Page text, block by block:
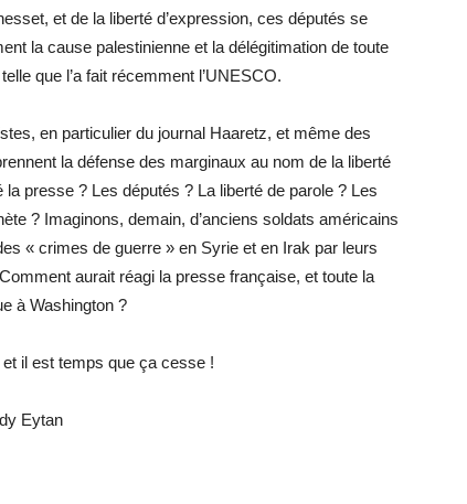
et de la liberté d’expression, ces députés se
la cause palestinienne et la délégitimation de toute
que l’a fait récemment l’UNESCO.
en particulier du journal Haaretz, et même des
la défense des marginaux au nom de la liberté
presse ? Les députés ? La liberté de parole ? Les
? Imaginons, demain, d’anciens soldats américains
« crimes de guerre » en Syrie et en Irak par leurs
aurait réagi la presse française, et toute la
à Washington ?
il est temps que ça cesse !
Eytan